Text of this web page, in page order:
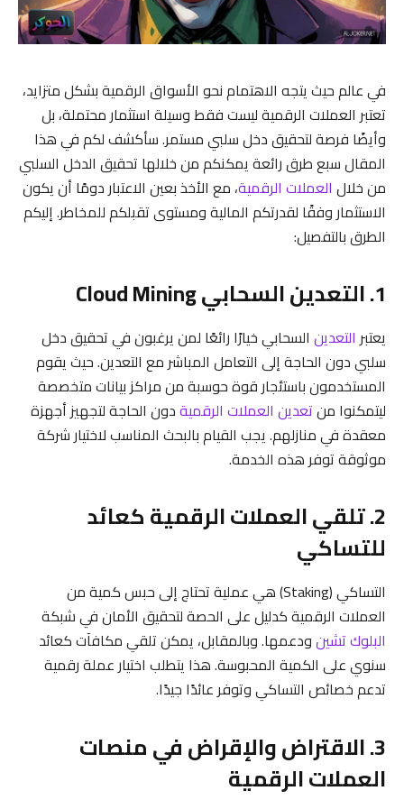
في عالم حيث يتجه الاهتمام نحو الأسواق الرقمية بشكل متزايد،
تعتبر العملات الرقمية ليست فقط وسيلة استثمار محتملة، بل
وأيضًا فرصة لتحقيق دخل سلبي مستمر. سأكشف لكم في هذا
المقال سبع طرق رائعة يمكنكم من خلالها تحقيق الدخل السلبي
من خلال العملات الرقمية، مع الأخذ بعين الاعتبار دومًا أن يكون
الاستثمار وفقًا لقدرتكم المالية ومستوى تقبلكم للمخاطر. إليكم
الطرق بالتفصيل:
1. التعدين السحابي Cloud Mining
يعتبرالتعدين السحابي خيارًا رائعًا لمن يرغبون في تحقيق دخل
سلبي دون الحاجة إلى التعامل المباشر مع التعدين. حيث يقوم
المستخدمون باستئجار قوة حوسبة من مراكز بيانات متخصصة
ليتمكنوا منتعدين العملات الرقميةدون الحاجة لتجهيز أجهزة
معقدة في منازلهم. يجب القيام بالبحث المناسب لاختيار شركة
موثوقة توفر هذه الخدمة.
2. تلقي العملات الرقمية كعائد
للتساكي
التساكي (Staking) هي عملية تحتاج إلى حبس كمية من
العملات الرقمية كدليل على الحصة لتحقيق الأمان في شبكة
البلوك تشينودعمها. وبالمقابل، يمكن تلقي مكافآت كعائد
سنوي على الكمية المحبوسة. هذا يتطلب اختيار عملة رقمية
تدعم خصائص التساكي وتوفر عائدًا جيدًا.
3. الاقتراض والإقراض في منصات
العملات الرقمية